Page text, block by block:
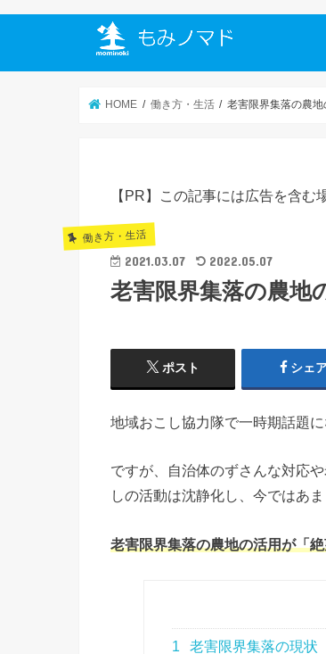
HOME 働き方・生活 老害限界集落の農
【PR】この記事には広告を含む
働き方・生活
2021.03.07 2022.05.07
老害限界集落の農地
ポスト シェ
地域おこし協力隊で一時期話題
ですが、自治体のずさんな対応
しの活動は沈静化し、今ではあ
老害限界集落の農地の活用が「
1 老害限界集落の現状